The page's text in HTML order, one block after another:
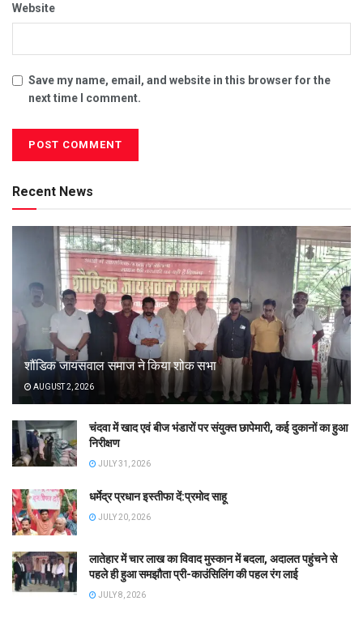
Website
Save my name, email, and website in this browser for the
next time I comment.
Recent News
शौंडिक जायसवाल समाज ने किया शोक सभा
AUGUST 2, 2026
चंदवा में खाद एवं बीज भंडारों पर संयुक्त छापेमारी, कई दुकानों का हुआ
निरीक्षण
JULY 31, 2026
धर्मेद्र प्रधान इस्तीफा दें:प्रमोद साहू
JULY 20, 2026
लातेहार में चार लाख का विवाद मुस्कान में बदला, अदालत पहुंचने से
पहले ही हुआ समझौता प्री-काउंसिलिंग की पहल रंग लाई
JULY 8, 2026